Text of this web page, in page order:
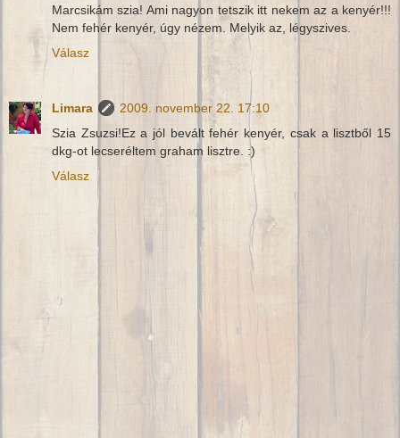
Marcsikám szia! Ami nagyon tetszik itt nekem az a kenyér!!!
Nem fehér kenyér, úgy nézem. Melyik az, légyszives.
Válasz
Limara
2009. november 22. 17:10
Szia Zsuzsi!Ez a jól bevált fehér kenyér, csak a lisztből 15
dkg-ot lecseréltem graham lisztre. :)
Válasz